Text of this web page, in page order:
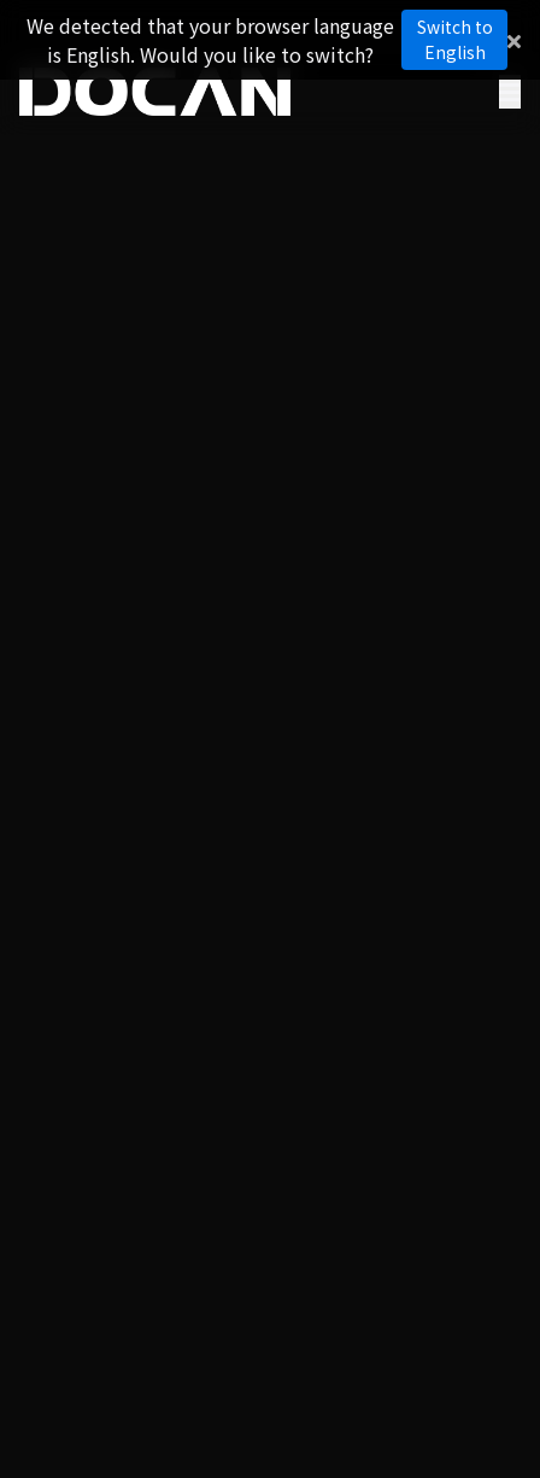
We detected that your browser language
is English. Would you like to switch?
Switch to
English